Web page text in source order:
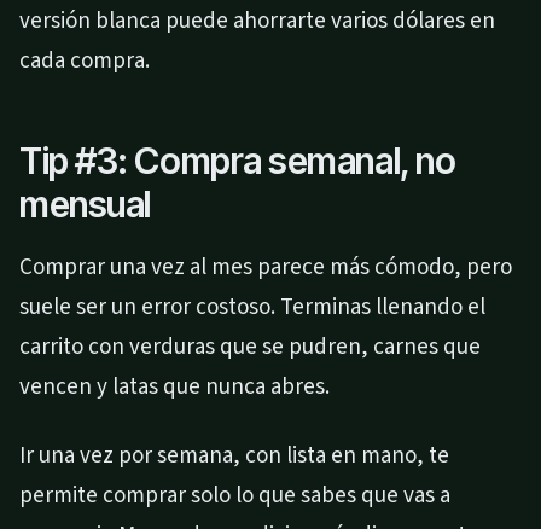
versión blanca puede ahorrarte varios dólares en
cada compra.
Tip #3: Compra semanal, no
mensual
Comprar una vez al mes parece más cómodo, pero
suele ser un error costoso. Terminas llenando el
carrito con verduras que se pudren, carnes que
vencen y latas que nunca abres.
Ir una vez por semana, con lista en mano, te
permite comprar solo lo que sabes que vas a